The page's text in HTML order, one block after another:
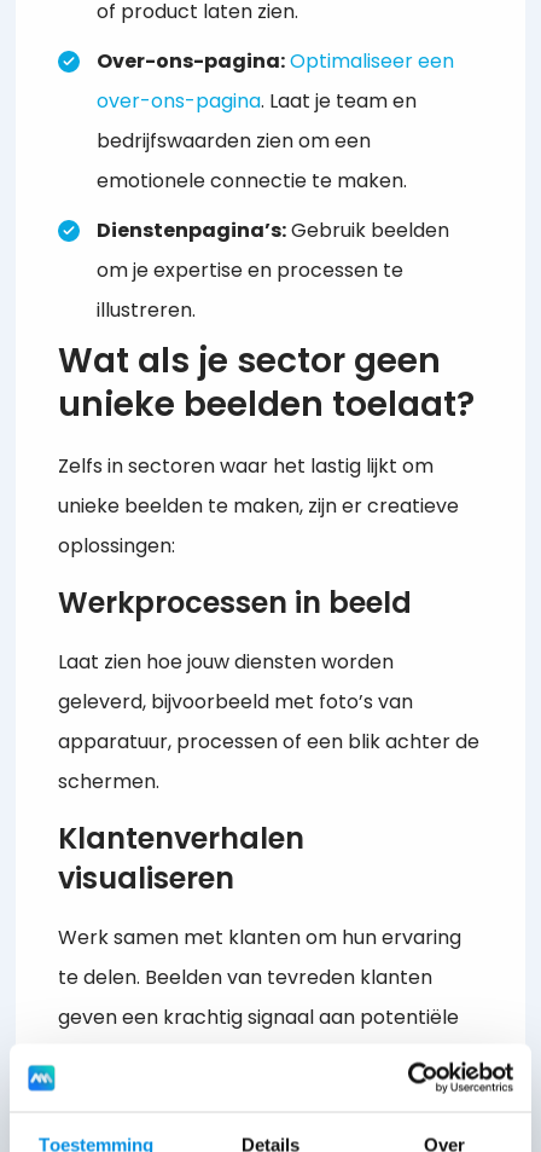
Toestemming Details Over
of product laten zien.
Over-ons-pagina:Optimaliseer een
over-ons-pagina. Laat je team en
bedrijfswaarden zien om een
emotionele connectie te maken.
Dienstenpagina’s:Gebruik beelden
om je expertise en processen te
illustreren.
Wat als je sector geen
unieke beelden toelaat?
Zelfs in sectoren waar het lastig lijkt om
unieke beelden te maken, zijn er creatieve
oplossingen:
Werkprocessen in beeld
Laat zien hoe jouw diensten worden
geleverd, bijvoorbeeld met foto’s van
apparatuur, processen of een blik achter de
schermen.
Klantenverhalen
visualiseren
Werk samen met klanten om hun ervaring
te delen. Beelden van tevreden klanten
geven een krachtig signaal aan potentiële